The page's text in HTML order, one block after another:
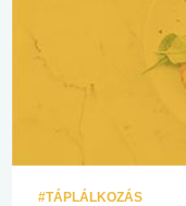
#TÁPLÁLKOZÁS